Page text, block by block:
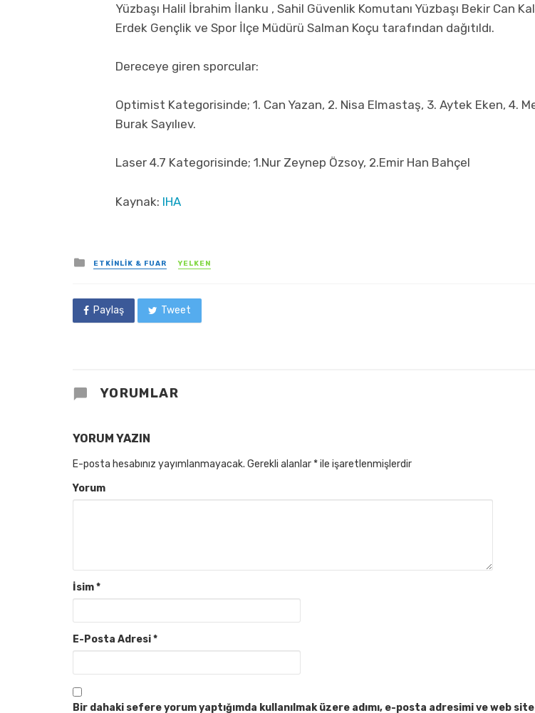
Yüzbaşı Halil İbrahim İlanku , Sahil Güvenlik Komutanı Yüzbaşı Bekir Can
Erdek Gençlik ve Spor İlçe Müdürü Salman Koçu tarafından dağıtıldı.
Dereceye giren sporcular:
Optimist Kategorisinde; 1. Can Yazan, 2. Nisa Elmastaş, 3. Aytek Eken, 4.
Burak Sayılıev.
Laser 4.7 Kategorisinde; 1.Nur Zeynep Özsoy, 2.Emir Han Bahçel
Kaynak: IHA
Posted
in
ETKINLIK & FUAR YELKEN
Paylaş Tweet
YORUMLAR
YORUM YAZIN
E-posta hesabınız yayımlanmayacak. Gerekli alanlar *ile işaretlenmişlerdir
Yorum
İsim*
E-Posta Adresi*
Bir dahaki sefere yorum yaptığımda kullanılmak üzere adımı, e-posta adresimi ve web